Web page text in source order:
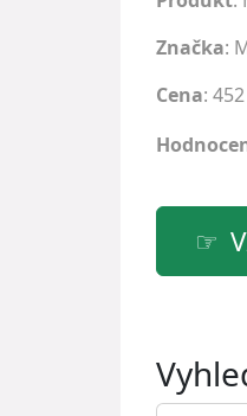
Značka:
Cena: